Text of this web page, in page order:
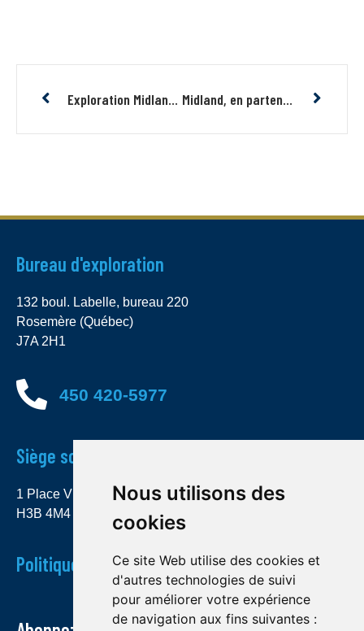
Nous utilisons des
cookies
Ce site Web utilise des cookies et
d'autres technologies de suivi
pour améliorer votre expérience
de navigation aux fins suivantes :
Exploration Midland annonce l’octroi d’options Midland, en partenariat avec Brunswick, annonce le début d’un premier programme de forage à Elrond
Bureau d'exploration
132 boul. Labelle, bureau 220
Rosemère (Québec)
J7A 2H1
450 420-5977
Siège social
1 Place Ville Marie, bureau 4000 Montréal (Québec)
H3B 4M4
Politique de confidentialité